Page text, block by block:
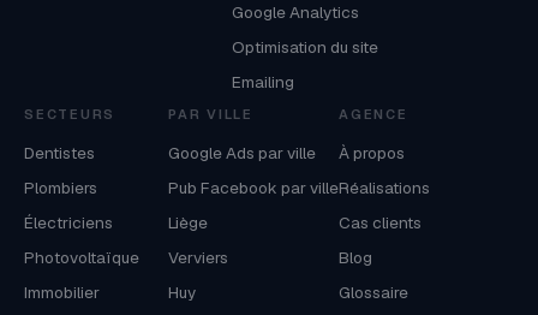
Google Analytics
Optimisation du site
Emailing
SECTEURS
Dentistes
Plombiers
Électriciens
Photovoltaïque
Immobilier
PAR VILLE
Google Ads par ville
Pub Facebook par ville
Liège
Verviers
Huy
AGENCE
À propos
Réalisations
Cas clients
Blog
Glossaire